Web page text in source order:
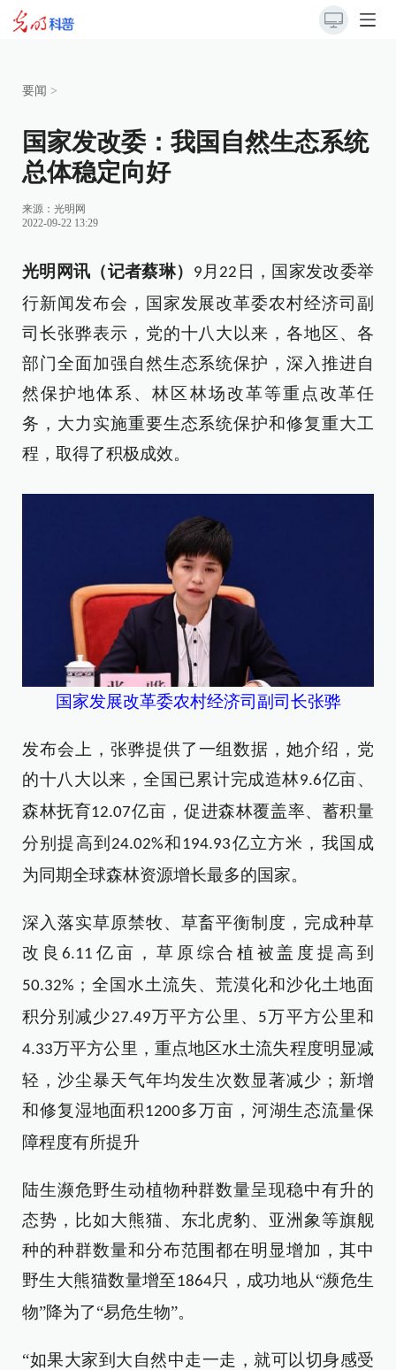
要闻 >
国家发改委：我国自然生态系统
总体稳定向好
来源： 光明网
2022-09-22 13:29
光明网讯（记者蔡琳） 9 月 22 日，国家发改委举
行新闻发布会 ， 国家发展改革委农村经济司副
司长张骅表示， 党的十八大以来，各地区、各
部门全面加强自然生态系统保护，深入推进自
然保护地体系、林区林场改革等重点改革任
务，大力实施重要生态系统保护和修复重大工
程，取得了积极成效。
国家发展改革委农村经济司副司长张骅
发布会上， 张骅提供了一组数据，她介绍， 党
的十八大以来，全国已累计完成造林9.6亿亩、
森林抚育12.07亿亩，促进森林覆盖率、蓄积量
分别提高到 24.02%和 194.93亿立方米，我国成
为同期全球森林资源增长最多的国家。
深入落实草原禁牧、草畜平衡制度，完成种草
改良6.11 亿亩，草原综合植被盖度提高到
50.32% ；全国水土流失、荒漠化和沙化土地面
积分别减少27.49万平方公里、 5万平方公里和
4.33万平方公里，重点地区水土流失程度明显减
轻，沙尘暴天气年均发生次数显著减少；新增
和修复湿地面积1200多万亩，河湖生态流量保
障程度有所提升
陆生濒危野生动植物种群数量呈现稳中有升的
态势，比如大熊猫、东北虎豹、亚洲象等旗舰
种的种群数量和分布范围都在明显增加，其中
野生大熊猫数量增至1864只，成功地从“濒危生
物”降为了“易危生物”。
“如果大家到大自然中走一走，就可以切身感受